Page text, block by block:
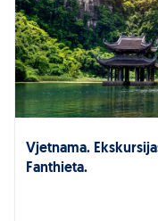
Vjetnama.
Fanthieta.